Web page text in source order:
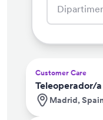
Teleoperador/
Customer Care
Madrid,